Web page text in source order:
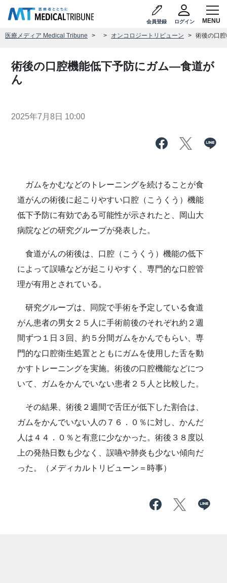
会員登録 ログイン
医療メディア Medical Tribune オンコロジートリビューン 術後の口
術後の口腔機能低下予防にガム―食道が
ん
2025年7月8日 10:00
ガムをかむなどのトレーニングを続けることが食
道がんの術後に起こりやすい口腔（こうくう）機能
低下予防に有効である可能性が示されたと、岡山大
病院などの研究グループが発表した。
食道がんの術後は、口腔（こうくう）機能の低下
によって誤嚥などが起こりやすく、専門的な口腔管
理が有用とされている。
研究グループは、同院で手術を予定している食道
がん患者の男女２５人に手術前後のそれぞれ約２週
間ずつ１日３回、約５分間ガムをかんでもらい、専
門的な口腔衛生処置とともにガムを使用した舌を動
かすトレーニングを実施。術後の口腔機能などにつ
いて、ガムをかんでいない患者２５人と比較した。
その結果、術後２週間で舌圧が低下した割合は、
ガムをかんでいない人の７６．０％に対し、かんだ
人は４４．０％と有意に少なかった。術後３８度以
上の発熱日数も少なく、誤嚥や肺炎も少ない傾向だ
った。（メディカルトリビューン＝時事）